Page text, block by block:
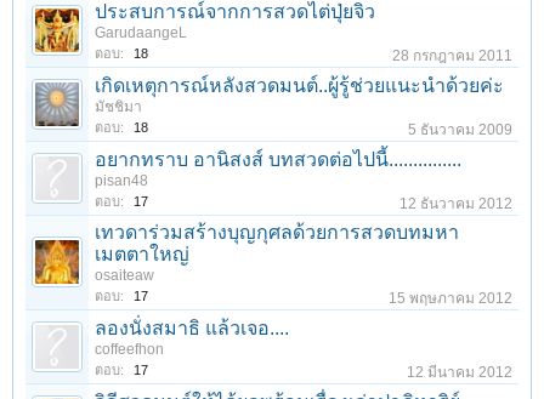
ประสบการณ์จากการสวดไต่ปุ่ยจิว
GarudaangeL
ตอบ: 18 28 กรกฎาคม 2011
เกิดเหตุการณ์หลังสวดมนต์..ผู้รู้ช่วยแนะนำด้วยค่ะ
มัชชิมา
ตอบ: 18 5 ธันวาคม 2009
อยากทราบ อานิสงส์ บทสวดต่อไปนี้...............
pisan48
ตอบ: 17 12 ธันวาคม 2012
เทวดาร่วมสร้างบุญกุศลด้วยการสวดบทมหา
เมตตาใหญ่
osaiteaw
ตอบ: 17 15 พฤษภาคม 2012
ลองนั่งสมาธิ แล้วเจอ....
coffeefhon
ตอบ: 17 12 มีนาคม 2012